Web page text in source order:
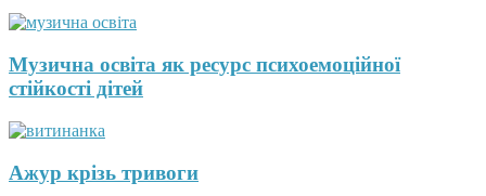
Музична освіта як ресурс психоемоційної
стійкості дітей
Ажур крізь тривоги